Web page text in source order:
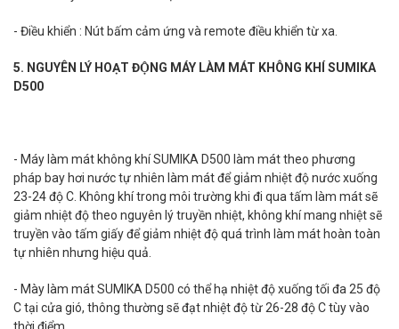
- Điều khiển : Nút bấm cảm ứng và remote điều khiển từ xa.
5. NGUYÊN LÝ HOẠT ĐỘNG MÁY LÀM MÁT KHÔNG KHÍ SUMIKA
D500
- Máy làm mát không khí SUMIKA D500 làm mát theo phương
pháp bay hơi nước tự nhiên làm mát để giảm nhiệt độ nước xuống
23-24 độ C. Không khí trong môi trường khi đi qua tấm làm mát sẽ
giảm nhiệt độ theo nguyên lý truyền nhiệt, không khí mang nhiệt sẽ
truyền vào tấm giấy để giảm nhiệt độ quá trình làm mát hoàn toàn
tự nhiên nhưng hiệu quả.
- Mày làm mát SUMIKA D500 có thể hạ nhiệt độ xuống tối đa 25 độ
C tại cửa gió, thông thường sẽ đạt nhiệt độ từ 26-28 độ C tùy vào
thời điểm.